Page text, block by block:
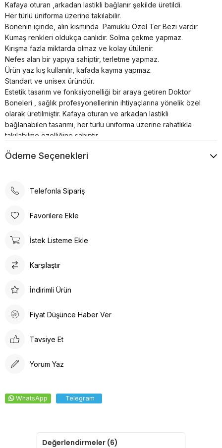
Kafaya oturan ,arkadan lastikli bağlanır şekilde üretildi.
Her türlü üniforma üzerine takılabilir.
Bonenin içinde, alın kısmında Pamuklu Özel Ter Bezi vardır.
Kumaş renkleri oldukça canlıdır. Solma çekme yapmaz.
Kırışma fazla miktarda olmaz ve kolay ütülenir.
Nefes alan bir yapıya sahiptir, terletme yapmaz.
Ürün yaz kış kullanılır, kafada kayma yapmaz.
Standart ve unisex üründür.
Estetik tasarım ve fonksiyonelliği bir araya getiren Doktor
Boneleri , sağlık profesyonellerinin ihtiyaçlarına yönelik özel
olarak üretilmiştir. Kafaya oturan ve arkadan lastikli
bağlanabilen tasarımı, her türlü üniforma üzerine rahatlıkla
takılabilme özelliğine sahiptir.
konforlu bir deneyim sunar. Kumaş renkleri canlı ve
yapısı, terletme yapmaz ve yaz-kış kullanım için idealdir.
sağlık profesyonellerinin uzun çalışma saatlerinde rahatlıkla
Doktor Bone ile şıklık, konfor ve fonksiyonelliği bir arada
Doktor Bone
Arkadan lastikli tasarımı, kafaya oturan formu ve pamuklu ter
solma yapmaz, kolay ütülenir ve canlı renkleri ile şıklığı bir
araya getirir.
Ödeme Seçenekleri
Telefonla Sipariş
Favorilere Ekle
İstek Listeme Ekle
Karşılaştır
İndirimli Ürün
Fiyat Düşünce Haber Ver
Tavsiye Et
Yorum Yaz
WhatsApp Telegram
Değerlendirmeler (6)